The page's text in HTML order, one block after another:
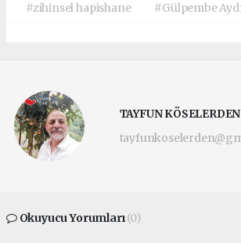
#zihinsel hapishane
#Gülpembe
TAYFUN KÖSELERDEN
Okuyucu Yorumları(0)